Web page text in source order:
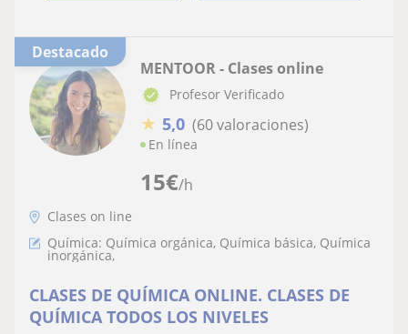
Destacado
15€/h
MENTOOR - Clases online
Profesor Verificado
★ 5,0 (60 valoraciones)
En línea
Clases on line
Química: Química orgánica, Química básica, Química
inorgánica,
CLASES DE QUÍMICA ONLINE. CLASES DE
QUÍMICA TODOS LOS NIVELES